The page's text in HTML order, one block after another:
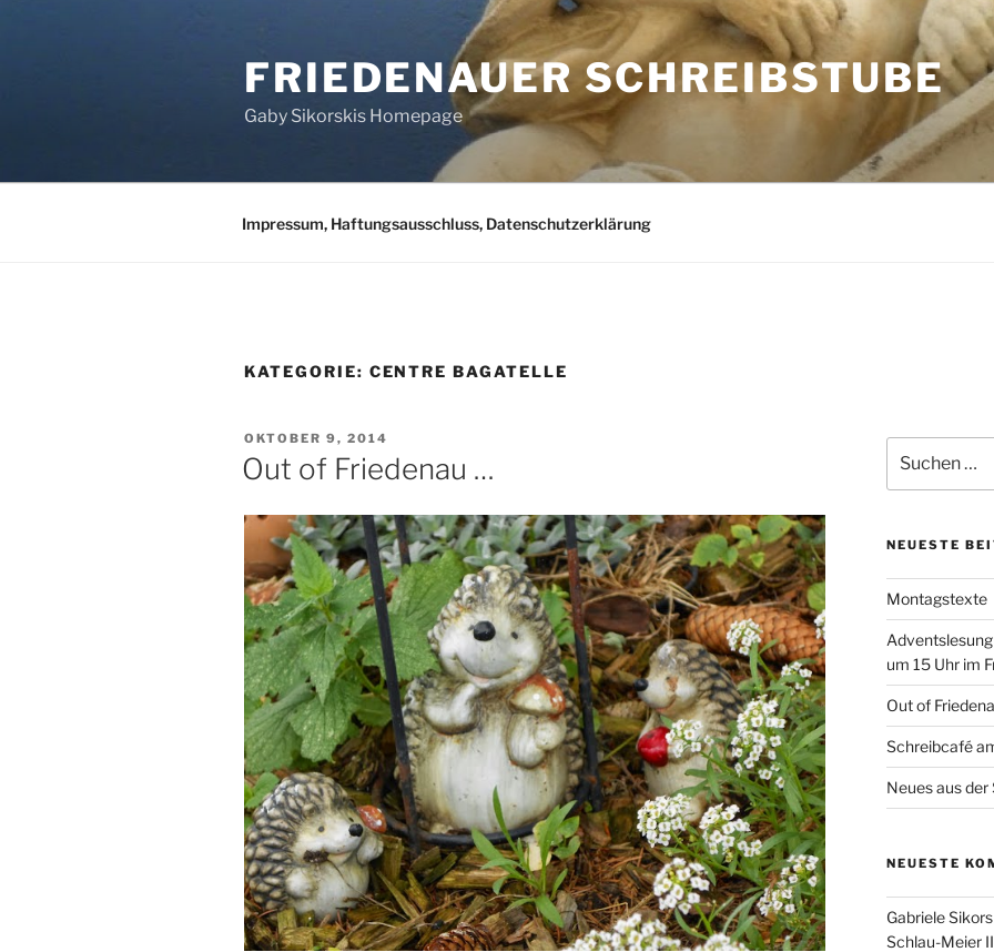
FRIEDENAUER SCHREIBSTUBE
Gaby Sikorskis Homepage
Impressum, Haftungsausschluss, Datenschutzerklärung
KATEGORIE: CENTRE BAGATELLE
VERÖFFENTLICHT
AM
OKTOBER 9, 2014
Out of Friedenau …
nach:
NEUESTE
Montagstexte
um 15 Uhr im
Out of
Schreibcafé
Neues aus
NEUESTE
Gabriele
Schlau-Meier II